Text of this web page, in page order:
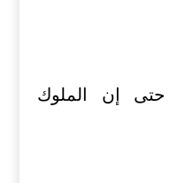
حتى إن الملوك